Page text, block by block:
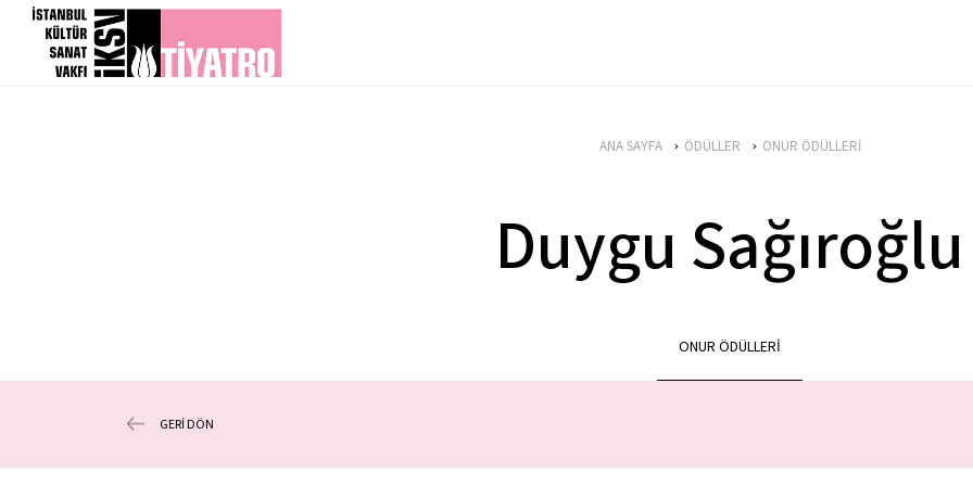
ANA SAYFA ÖDÜLLER ONUR ÖDÜLLERİ
Duygu Sağıroğlu
ONUR ÖDÜLLERİ
GERİ DÖN